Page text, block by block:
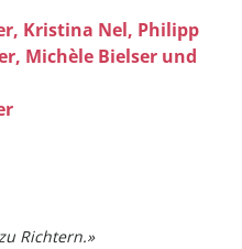
Kristina Nel, Philipp
Michèle Bielser und
Richtern.»